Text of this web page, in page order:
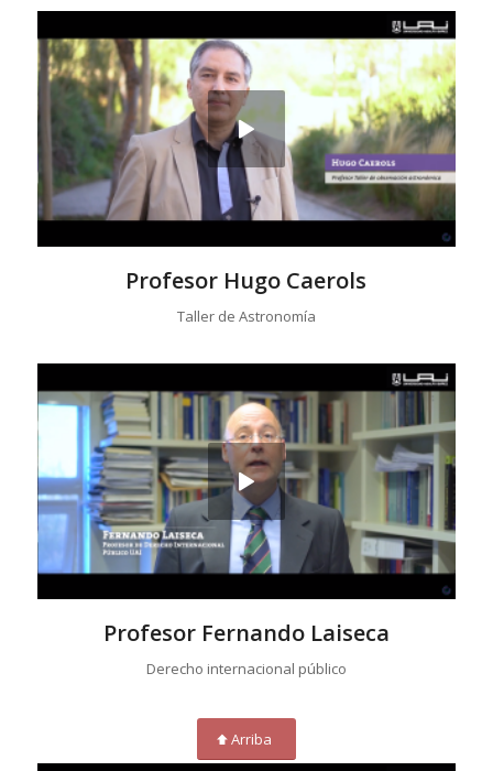
Profesor Hugo Caerols
Taller de Astronomía
Profesor Fernando Laiseca
Derecho internacional público
Arriba